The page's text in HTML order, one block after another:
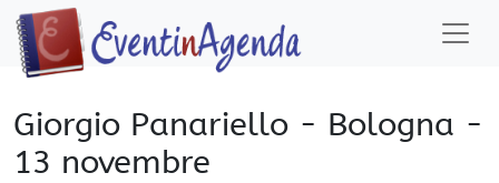
Giorgio Panariello - Bologna -
13 novembre